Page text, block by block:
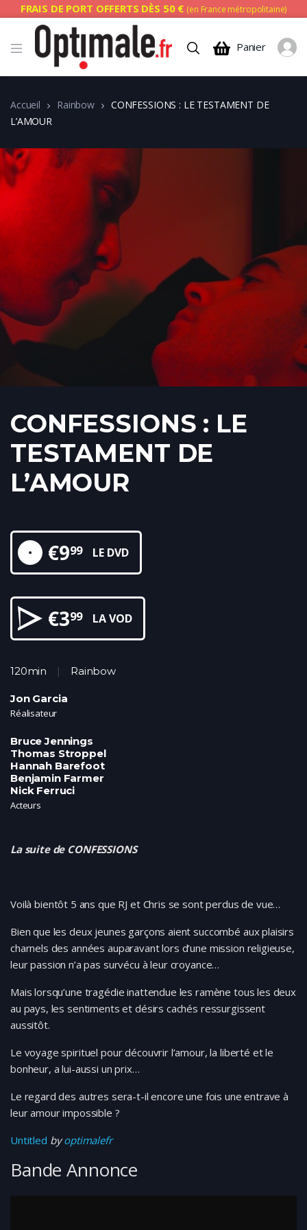
FRAIS DE PORT OFFERTS DÈS 50 € (en France métropolitaine)
Panier
Accueil Rainbow
CONFESSIONS : LE TESTAMENT DE
L’AMOUR
CONFESSIONS : LE
TESTAMENT DE
L’AMOUR
€999 LE DVD
€399 LA VOD
120min Rainbow
Jon Garcia
Réalisateur
Bruce Jennings
Thomas Stroppel
Hannah Barefoot
Benjamin Farmer
Nick Ferruci
Acteurs
La suite de CONFESSIONS
Voilà bientôt 5 ans que RJ et Chris se sont perdus de vue…
Bien que les deux jeunes garçons aient succombé aux plaisirs
charnels des années auparavant lors d’une mission religieuse,
leur passion n’a pas survécu à leur croyance…
Mais lorsqu’une tragédie inattendue les ramène tous les deux
au pays, les sentiments et désirs cachés ressurgissent
aussitôt.
Le voyage spirituel pour découvrir l’amour, la liberté et le
bonheur, a lui-aussi un prix…
Le regard des autres sera-t-il encore une fois une entrave à
leur amour impossible ?
Untitled byoptimalefr
Bande Annonce